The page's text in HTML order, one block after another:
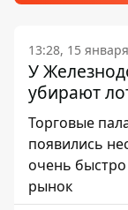
13:28, 15
У
убирают
Торговые
появились
очень
рынок